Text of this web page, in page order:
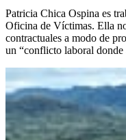
Patricia Chica Ospina es
Oficina de Víctimas. Ella
contractuales a modo de
un “conflicto laboral donde